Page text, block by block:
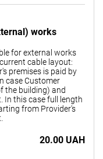
works
for external works
cable layout:
premises is paid by
case Customer
the building) and
In this case full length
from Provider's
20.00 UAH